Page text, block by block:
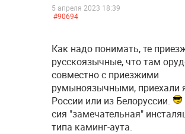
5 апреля 2023 18:39
#90694
Как надо понимать, те
русскоязычные, что там
совместно с приезжими
румыноязычными, приехали
России или из Белоруссии.
сия "замечательная"
типа каминг-аута.